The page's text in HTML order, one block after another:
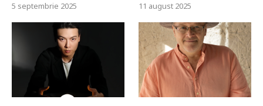
5 septembrie 2025 11 august 2025